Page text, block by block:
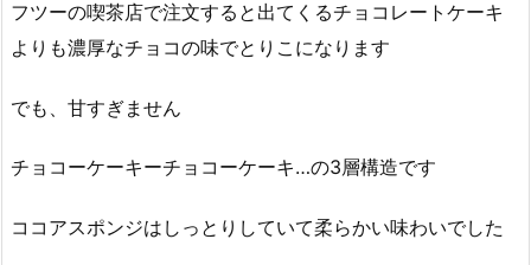
フツーの喫茶店で注文すると出てくるチョコレートケーキ
よりも濃厚なチョコの味でとりこになります
でも、甘すぎません
チョコーケーキーチョコーケーキ…の3層構造です
ココアスポンジはしっとりしていて柔らかい味わいでした